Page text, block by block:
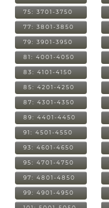
75: 3701-3750
77: 3801-3850
79: 3901-3950
81: 4001-4050
83: 4101-4150
85: 4201-4250
87: 4301-4350
89: 4401-4450
91: 4501-4550
93: 4601-4650
95: 4701-4750
97: 4801-4850
99: 4901-4950